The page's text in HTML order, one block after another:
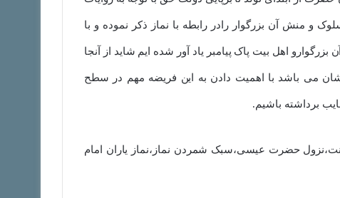
و منش آن بزرگوار رادر رابطه با نماز ذکر نموده و با
اهل بیت پاک پیامبر یاد آور شده ایم شاید از آنجا
می باشد با اهمیت دادن به این فریضه مهم در سطح
برداشته باشیم.
حضرت عیسی،سبک شمردن نماز،نماز یاران امام